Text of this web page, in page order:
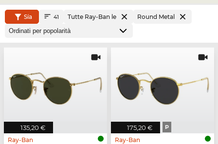
Sía 41 Tutte Ray-Ban le Round Metal
135,20 €
Ray-Ban
175,20 € P
Ray-Ban